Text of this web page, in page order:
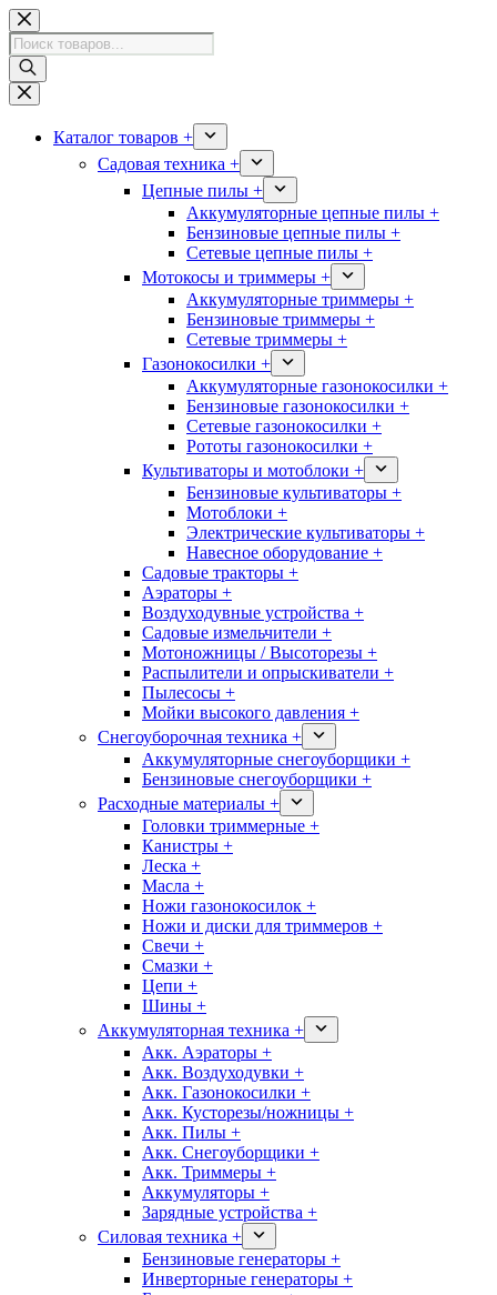
Перейти
к
сути
Поиск
товаров
Каталог товаров +
Садовая техника +
Цепные пилы +
Аккумуляторные цепные пилы +
Бензиновые цепные пилы +
Сетевые цепные пилы +
Мотокосы и триммеры +
Аккумуляторные триммеры +
Бензиновые триммеры +
Сетевые триммеры +
Газонокосилки +
Аккумуляторные газонокосилки +
Бензиновые газонокосилки +
Сетевые газонокосилки +
Рототы газонокосилки +
Культиваторы и мотоблоки +
Бензиновые культиваторы +
Мотоблоки +
Электрические культиваторы +
Навесное оборудование +
Садовые тракторы +
Аэраторы +
Воздуходувные устройства +
Садовые измельчители +
Мотоножницы / Высоторезы +
Распылители и опрыскиватели +
Пылесосы +
Мойки высокого давления +
Снегоуборочная техника +
Аккумуляторные снегоуборщики +
Бензиновые снегоуборщики +
Расходные материалы +
Головки триммерные +
Канистры +
Леска +
Масла +
Ножи газонокосилок +
Ножи и диски для триммеров +
Свечи +
Смазки +
Цепи +
Шины +
Аккумуляторная техника +
Акк. Аэраторы +
Акк. Воздуходувки +
Акк. Газонокосилки +
Акк. Кусторезы/ножницы +
Акк. Пилы +
Акк. Снегоуборщики +
Акк. Триммеры +
Аккумуляторы +
Зарядные устройства +
Силовая техника +
Бензиновые генераторы +
Инверторные генераторы +